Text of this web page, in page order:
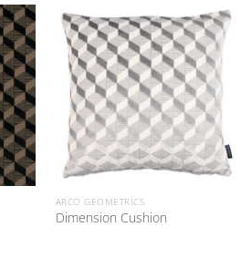
ARCO GEOMETRICS
Dimension Cushion